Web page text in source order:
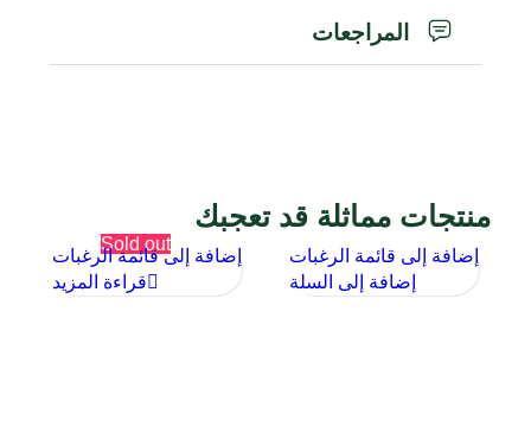
المراجعات
منتجات مماثلة قد تعجبك
إضافة إلى قائمة الرغبات
إضافة إلى السلة
Sold out
إضافة إلى قائمة الرغبات
قراءة المزيد